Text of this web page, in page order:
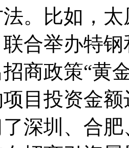
。比如，
合举办特
商政策“黄
目投资金
深圳、合